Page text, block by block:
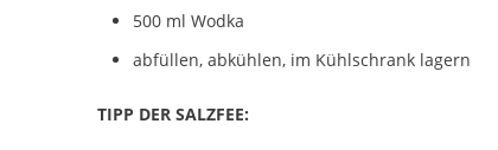
500 ml Wodka
abfüllen, abkühlen, im Kühlschrank lagern
TIPP DER SALZFEE: